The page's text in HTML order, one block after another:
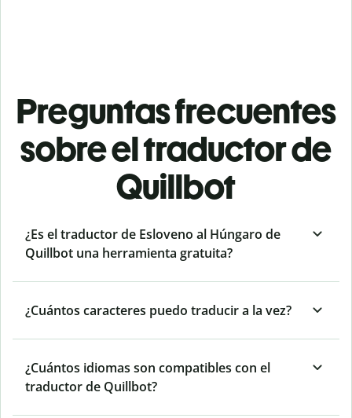
Preguntas frecuentes
sobre el traductor de
Quillbot
¿Es el traductor de Esloveno al Húngaro de
Quillbot una herramienta gratuita?
¿Cuántos caracteres puedo traducir a la vez?
¿Cuántos idiomas son compatibles con el
traductor de Quillbot?